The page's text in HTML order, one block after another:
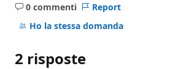
0 commenti
Nessun
commento
Report
Ho la stessa domanda
2 risposte